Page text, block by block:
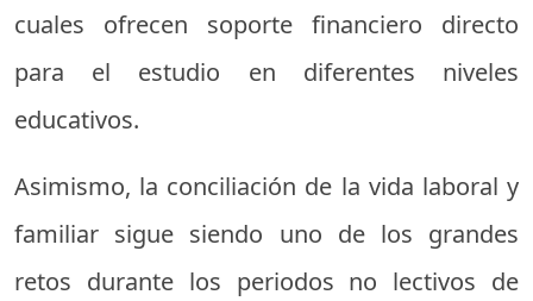
cuales ofrecen soporte financiero directo
para el estudio en diferentes niveles
educativos.
Asimismo, la conciliación de la vida laboral y
familiar sigue siendo uno de los grandes
retos durante los periodos no lectivos de